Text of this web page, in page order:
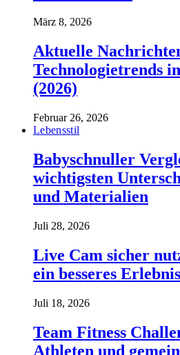
März 8, 2026
Aktuelle
Technologietrends
(2026)
Februar 26, 2026
Lebensstil
Babyschnuller
wichtigsten
und Materialien
Juli 28, 2026
Live Cam sicher
ein besseres Erlebnis
Juli 18, 2026
Team Fitness
Athleten und